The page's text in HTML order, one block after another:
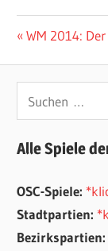
Vorheriger
WM 2014:
nach:
Alle Spiele
OSC-Spiele:
Stadtpartien:
Bezirkspartien: